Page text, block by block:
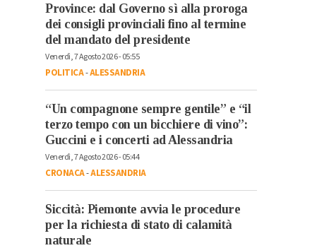
Province: dal Governo sì alla proroga
dei consigli provinciali fino al termine
del mandato del presidente
Venerdì, 7 Agosto 2026 - 05:55
POLITICA-ALESSANDRIA
“Un compagnone sempre gentile” e “il
terzo tempo con un bicchiere di vino”:
Guccini e i concerti ad Alessandria
Venerdì, 7 Agosto 2026 - 05:44
CRONACA-ALESSANDRIA
Siccità: Piemonte avvia le procedure
per la richiesta di stato di calamità
naturale